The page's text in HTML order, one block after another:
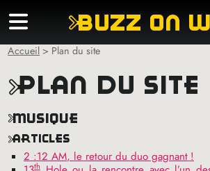
buzz on
Accueil > Plan du site
plan du site
musique
articles
2 :12 AM, le retour du duo gagnant !
th